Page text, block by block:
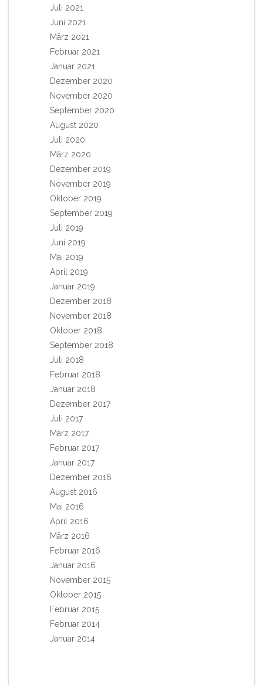
Juli 2021
Juni 2021
März 2021
Februar 2021
Januar 2021
Dezember 2020
November 2020
September 2020
August 2020
Juli 2020
März 2020
Dezember 2019
November 2019
Oktober 2019
September 2019
Juli 2019
Juni 2019
Mai 2019
April 2019
Januar 2019
Dezember 2018
November 2018
Oktober 2018
September 2018
Juli 2018
Februar 2018
Januar 2018
Dezember 2017
Juli 2017
März 2017
Februar 2017
Januar 2017
Dezember 2016
August 2016
Mai 2016
April 2016
März 2016
Februar 2016
Januar 2016
November 2015
Oktober 2015
Februar 2015
Februar 2014
Januar 2014